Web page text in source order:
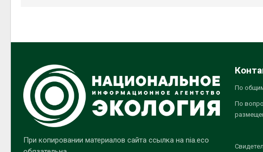
При копировании материалов сайта ссылка на nia.eco
По
По